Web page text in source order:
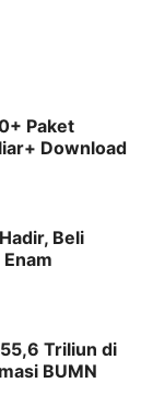
Paket
Download
Beli
Triliun di
BUMN